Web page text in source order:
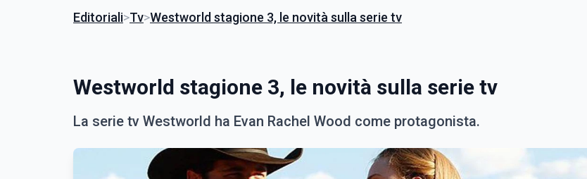
Editoriali>Tv>Westworld stagione 3, le novità sulla serie tv
Westworld stagione 3, le novità sulla serie tv
La serie tv Westworld ha Evan Rachel Wood come protagonista.